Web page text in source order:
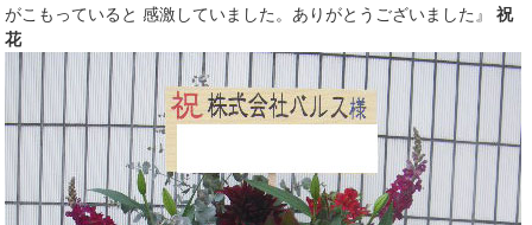
がこもっていると 感激していました。ありがとうございました』祝
花